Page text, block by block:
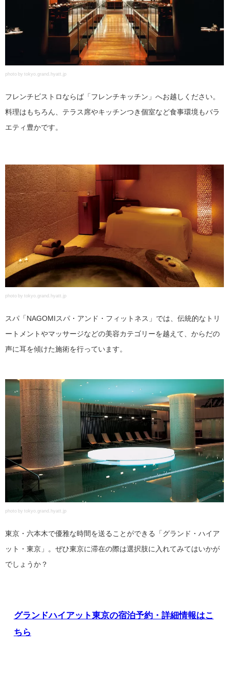
photo by tokyo.grand.hyatt.jp
フレンチビストロならば「フレンチキッチン」へお越しください。
料理はもちろん、テラス席やキッチンつき個室など食事環境もバラ
エティ豊かです。
photo by tokyo.grand.hyatt.jp
スパ「NAGOMIスパ・アンド・フィットネス」では、伝統的なトリ
ートメントやマッサージなどの美容カテゴリーを越えて、からだの
声に耳を傾けた施術を行っています。
photo by tokyo.grand.hyatt.jp
東京・六本木で優雅な時間を送ることができる「グランド・ハイア
ット・東京」。ぜひ東京に滞在の際は選択肢に入れてみてはいかが
でしょうか？
グランドハイアット東京の宿泊予約・詳細情報はこ
ちら